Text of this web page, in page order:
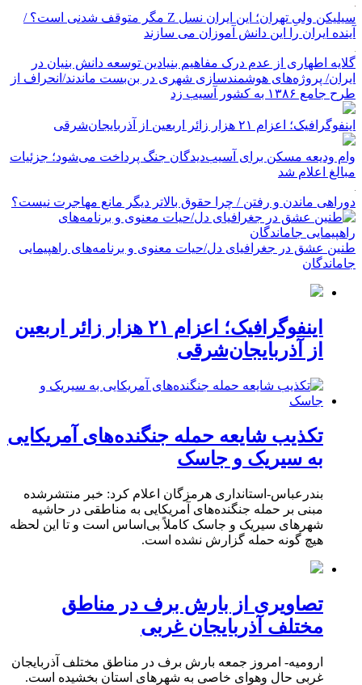
سیلیکن ولیِ تهران؛ این ایران نسل Z مگر متوقف شدنی است؟ /
آینده ایران را این دانش آموزان می سازند
گلایه اطهاری از عدم درک مفاهیم بنیادین توسعه دانش بنیان در
ایران/ پروژه‌های هوشمندسازی شهری در بن‌بست ماندند/انحراف از
طرح جامع ۱۳۸۶ به کشور آسیب زد
اینفوگرافیک؛ اعزام ۲۱ هزار زائر اربعین از آذربایجان‌شرقی
وام ودیعه مسکن برای آسیب‌دیدگان جنگ پرداخت می‌شود؛ جزئیات
مبالغ اعلام شد
دوراهی ماندن و رفتن / چرا حقوق بالاتر دیگر مانع مهاجرت نیست؟
طنین عشق در جغرافیای دل/حیات معنوی و برنامه‌های راهپیمایی
جاماندگان
اینفوگرافیک؛ اعزام ۲۱ هزار زائر اربعین
از آذربایجان‌شرقی
تکذیب شایعه حمله جنگنده‌های آمریکایی
به سیریک و جاسک
بندرعباس-استانداری هرمزگان اعلام کرد: خبر منتشرشده
مبنی بر حمله جنگنده‌های آمریکایی به مناطقی در حاشیه
شهرهای سیریک و جاسک کاملاً بی‌اساس است و تا این لحظه
هیچ گونه حمله گزارش نشده است.
تصاویری از بارش برف در مناطق
مختلف آذربایجان غربی
ارومیه- امروز جمعه بارش برف در مناطق مختلف آذربایجان
غربی حال وهوای خاصی به شهرهای استان بخشیده است.